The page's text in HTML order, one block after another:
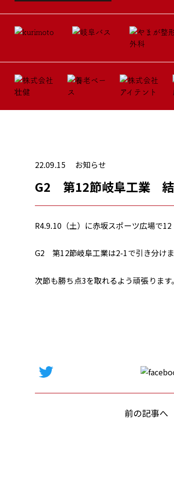
22.09.15 お知らせ
G2 第12節岐阜工業
R4.9.10（土）に赤坂スポーツ広場で
G2 第12節岐阜工業は2-1で引き分けま
次節も勝ち点3を取れるよう頑張ります。
前の記事へ